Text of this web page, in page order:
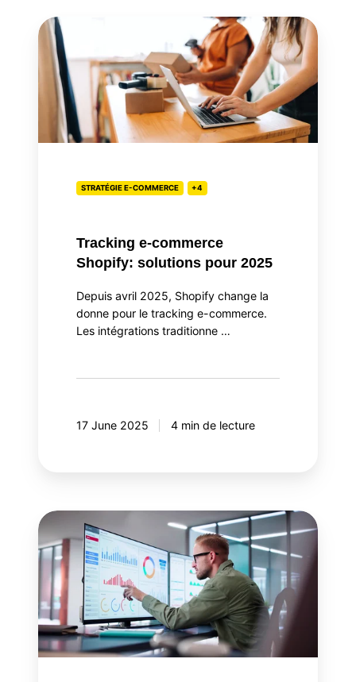
Tracking
commerce
Shopify:
solutions
pour
2025
STRATÉGIE E-COMMERCE +4
Tracking e-commerce
Shopify: solutions pour 2025
Depuis avril 2025, Shopify change la
donne pour le tracking e-commerce.
Les intégrations traditionne …
17 June 2025 4 min de lecture
Salesforce
Data
Cloud:
Valorisez
vos
données
Google
Analytics